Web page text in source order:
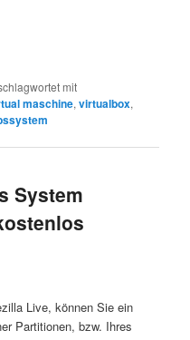
mit
maschine,virtualbox,
System
Live, können Sie ein
Partitionen, bzw. Ihres